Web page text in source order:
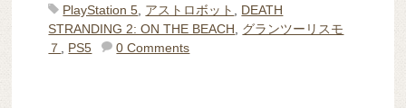
PlayStation 5, アストロボット , DEATH
STRANDING 2: ON THE BEACH, グランツーリスモ
７ , PS5 0 Comments